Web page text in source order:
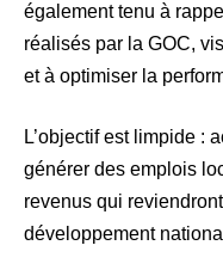
également tenu à
réalisés par la GOC,
et à optimiser la
L’objectif est limpide :
générer des emplois
revenus qui
développement